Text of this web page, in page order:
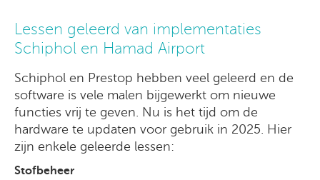
Lessen geleerd van implementaties
Schiphol en Hamad Airport
Schiphol en Prestop hebben veel geleerd en de
software is vele malen bijgewerkt om nieuwe
functies vrij te geven. Nu is het tijd om de
hardware te updaten voor gebruik in 2025. Hier
zijn enkele geleerde lessen:
Stofbeheer